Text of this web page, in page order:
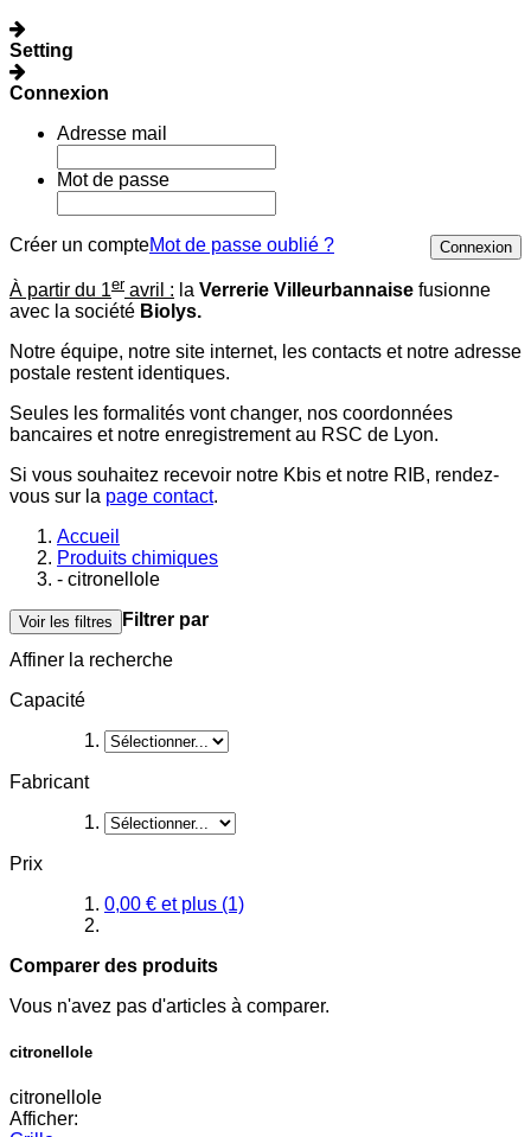
Setting
Connexion
Adresse mail
Mot de passe
Créer un compte Connexion
Mot de passe oublié ?
À partir du 1er avril : la Verrerie Villeurbannaise fusionne
avec la société Biolys.
Notre équipe, notre site internet, les contacts et notre adresse
postale restent identiques.
Seules les formalités vont changer, nos coordonnées
bancaires et notre enregistrement au RSC de Lyon.
Si vous souhaitez recevoir notre Kbis et notre RIB, rendez-
vous sur la page contact.
Accueil
Produits chimiques
- citronellole
Voir les filtres
Filtrer par
Affiner la recherche
Capacité
Fabricant
Prix
0,00 € et plus (1)
Comparer des produits
Vous n'avez pas d'articles à comparer.
citronellole
citronellole
Afficher: